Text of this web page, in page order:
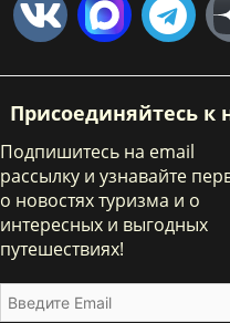
Присоединяйтесь к
Подпишитесь на email
рассылку и узнавайте
о новостях туризма и о
интересных и выгодных
путешествиях!